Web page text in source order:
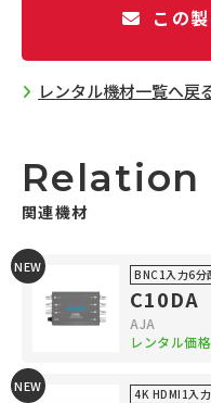
この
レンタル機材一覧へ戻
Relation
関連機材
NEW BNC1入力6分
C10DA
AJA
レンタル価
NEW 4K HDMI1入